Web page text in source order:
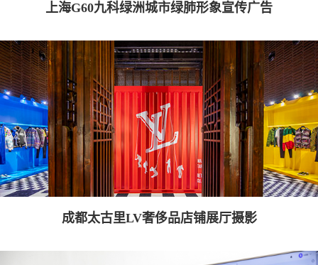
上海G60九科绿洲城市绿肺形象宣传广告
成都太古里LV奢侈品店铺展厅摄影